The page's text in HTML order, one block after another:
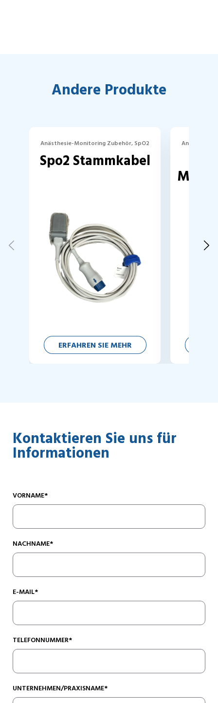
Andere Produkte
Anästhesie-Monitoring Zubehör, SpO2
Spo2 Stammkabel
ERFAHREN SIE MEHR
Anästhesie-
Kontaktieren Sie uns für
Informationen
VORNAME*
NACHNAME*
E-MAIL*
TELEFONNUMMER*
UNTERNEHMEN/PRAXISNAME*